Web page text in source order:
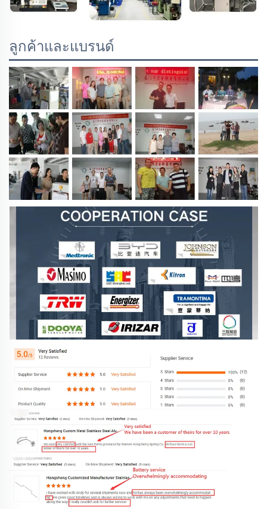
ลูกค้าและแบรนด์